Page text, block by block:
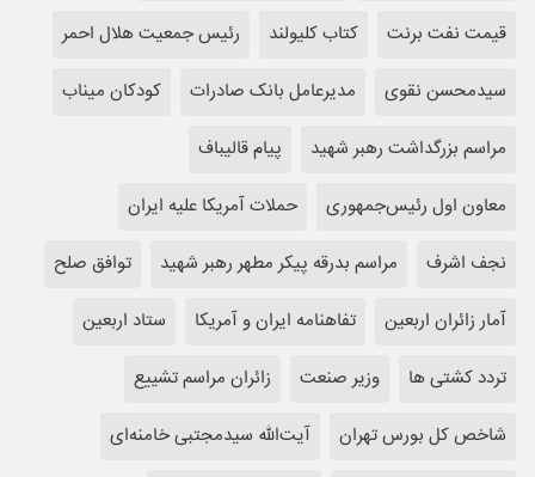
آمار زائران اربعین ستاد اربعین
حملات آمریکا علیه ایران
مراسم بزرگداشت رهبر شهید
زائران مراسم تشییع
مراسم بدرقه پیکر مطهر رهبر شهید
تردد کشتی ها
تفاهنامه ایران و آمریکا
توافق صلح
پیام قالیباف
نجف اشرف
شاخص کل بورس تهران
قیمت نفت برنت
وزیر صنعت
آیت‌الله سیدمجتبی خامنه‌ای
سیدمحسن نقوی
رئیس جمعیت هلال احمر
مدیرعامل بانک صادرات
معاون اول رئیس‌جمهوری
کودکان میناب
کتاب کلیولند